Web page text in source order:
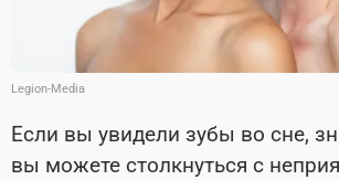
Legion-Media
Если вы увидели зубы во сне,
вы можете столкнуться с